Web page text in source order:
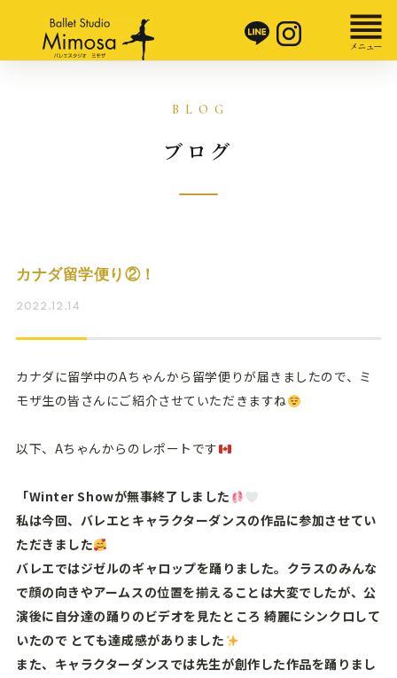
ブログ
カナダ留学便り②！
2022.12.14
カナダに留学中のAちゃんから留学便りが届きましたので、ミ
モザ生の皆さんにご紹介させていただきますね
以下、Aちゃんからのレポートです
「Winter Showが無事終了しました
私は今回、バレエとキャラクターダンスの作品に参加させてい
ただきました
バレエではジゼルのギャロップを踊りました。クラスのみんな
で顔の向きやアームスの位置を揃えることは大変でしたが、公
演後に自分達の踊りのビデオを見たところ 綺麗にシンクロして
いたので とても達成感がありました
また、キャラクターダンスでは先生が創作した作品を踊りまし